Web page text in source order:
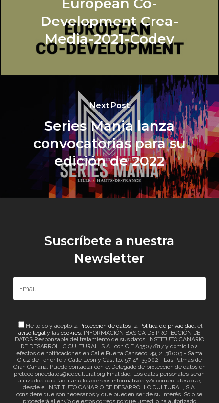
European Co-
Development Crea-
Media-2021-Codev
Next Post
Series Mania lanza
convocatorias para su
edición de 2022
Suscríbete a nuestra
Newsletter
He leído y acepto la Protección de datos, la Política de privacidad, el
aviso legaly lascookies. INFORMACIÓN BÁSICA DE PROTECCIÓN DE
DATOS Responsable del tratamiento de sus datos: INSTITUTO CANARIO
DE DESARROLLO CULTURAL, S.A., con CIF A35077817 y domicilio a
efectos de notificaciones en Calle Puerta Canseco, 49, 2, 38003 - Santa
Cruz de Tenerife / Calle León y Castillo, 57, 4ª. 35002 - Las Palmas de
Gran Canaria. Puede contactar con el Delegado de protección de datos en
protecciondedatos@icdcultural.org Finalidad: Los datos personales serán
utilizados para facilitarle los correos informativos y/o comerciales que,
desde el INSTITUTO CANARIO DE DESARROLLO CULTURAL, S.A.
considere que son necesarios y que pueden ser de su interés. Solo se
procederá al envío de estos correos porque usted lo ha autorizado